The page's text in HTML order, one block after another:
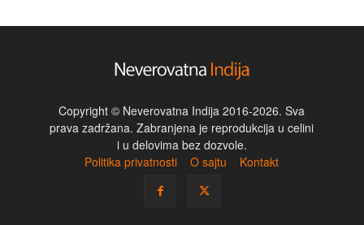
Copyright © Neverovatna Indija 2016-2026. Sva
prava zadržana. Zabranjena je reprodukcija u celini
i u delovima bez dozvole.
Politika privatnosti
O sajtu Kontakt